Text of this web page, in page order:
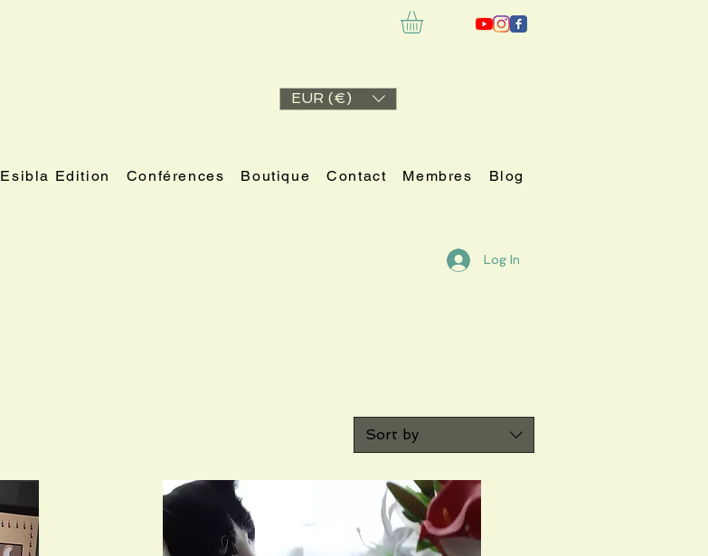
EUR (€)
Esibla Edition Conférences Boutique Contact Membres Blog
Log In
Sort by